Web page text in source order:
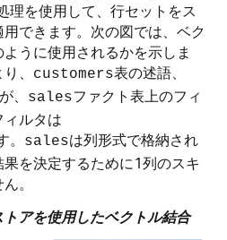
理を使用して、行セットをス
できます。次の図では、ベク
うに使用されるかを示しま
、
customers表の述語、
が、 salesファクト表上のフィ
ィルタは
。 salesは列形式で格納され
を決定するために1列のスキ
。
アを使用したベクトル結合